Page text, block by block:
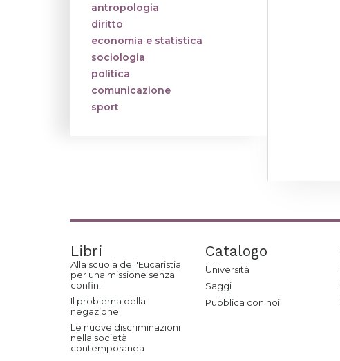
antropologia
diritto
economia e statistica
sociologia
politica
comunicazione
sport
Libri
Alla scuola dell'Eucaristia
per una missione senza
confini
Il problema della
negazione
Le nuove discriminazioni
nella società
contemporanea
Catalogo
Università
Saggi
Pubblica con noi